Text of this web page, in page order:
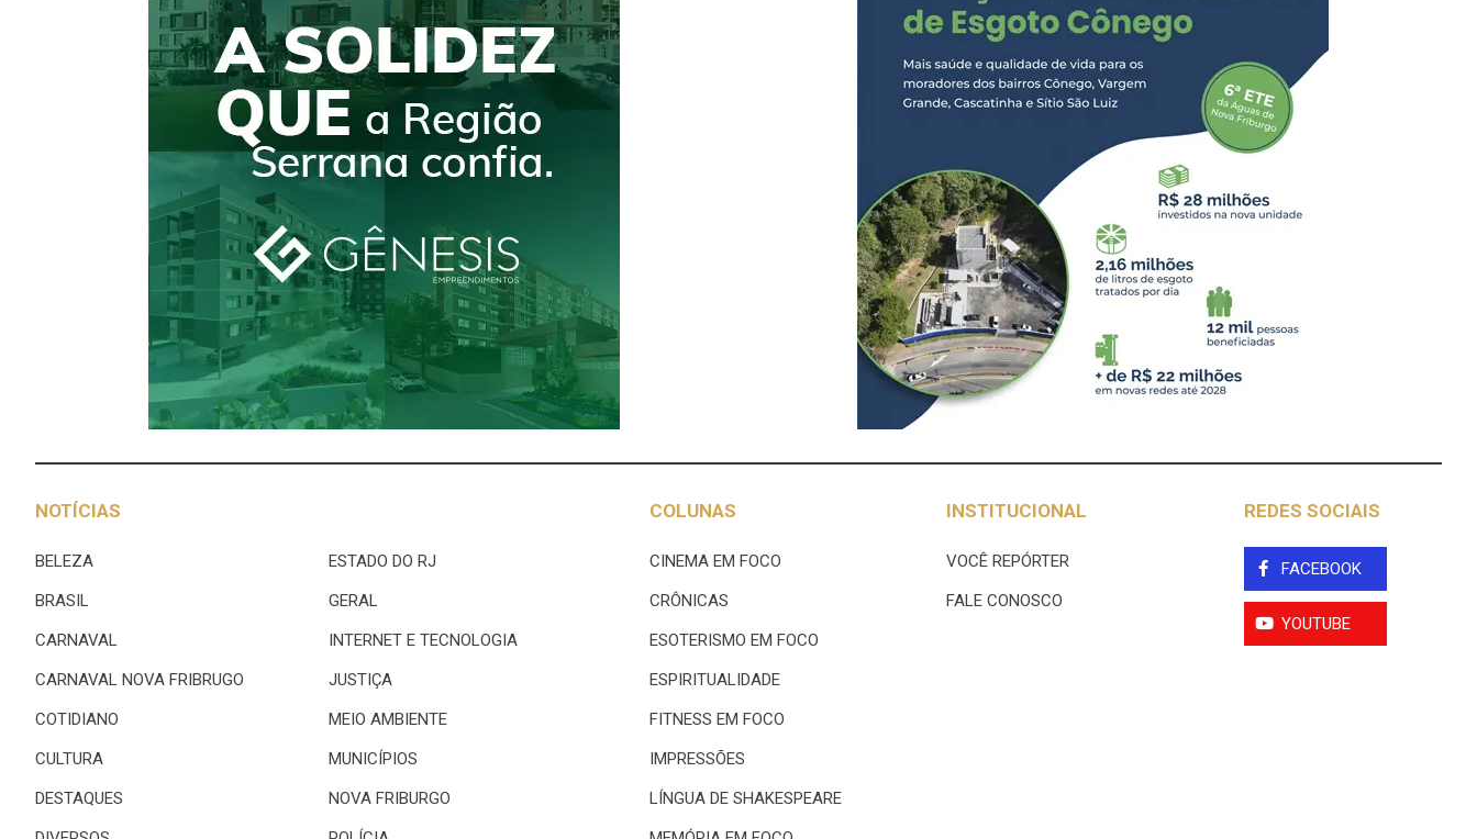
NOTÍCIAS
BELEZA
BRASIL
CARNAVAL
CARNAVAL NOVA FRIBRUGO
COTIDIANO
CULTURA
DESTAQUES
ESTADO DO RJ
GERAL
INTERNET E TECNOLOGIA
JUSTIÇA
MEIO AMBIENTE
MUNICÍPIOS
NOVA FRIBURGO
COLUNAS
CINEMA EM FOCO
CRÔNICAS
ESOTERISMO EM FOCO
ESPIRITUALIDADE
FITNESS EM FOCO
IMPRESSÕES
LÍNGUA DE SHAKESPEARE
INSTITUCIONAL
VOCÊ REPÓRTER
FALE CONOSCO
REDES SOCIAIS
FACEBOOK
YOUTUBE